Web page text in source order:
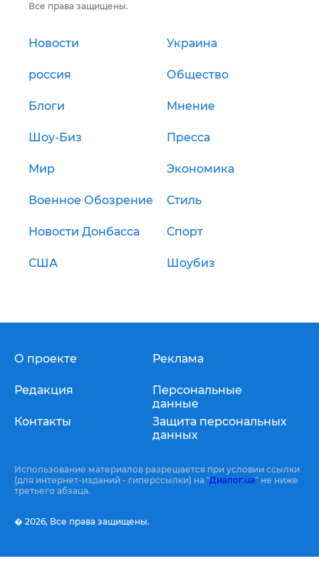
Все права защищены.
Новости Украина
россия Общество
Блоги Мнение
Шоу-Биз Пресса
Мир Экономика
Военное Обозрение Стиль
Новости Донбасса Спорт
США Шоубиз
О проекте
Редакция
Контакты
Реклама
Персональные
данные
Защита персональных
данных
Использование материалов разрешается при условии ссылки
(для интернет-изданий - гиперссылки) на "Диалог.ua" не ниже
третьего абзаца.
� 2026, Все права защищены.